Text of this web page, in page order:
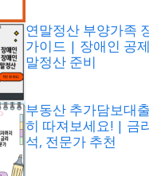
연말정산 부양가족
가이드 | 장애인 공
말정산 준비
부동산 추가담보대
히 따져보세요! | 금
석, 전문가 추천